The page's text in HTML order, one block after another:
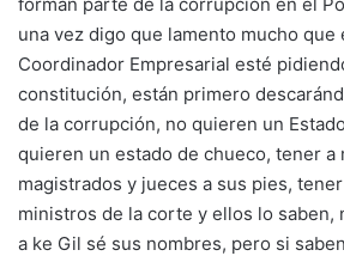
una vez digo que lamento mucho que
Coordinador Empresarial esté
constitución, están primero
de la corrupción, no quieren un
quieren un estado de chueco, tener a
magistrados y jueces a sus pies,
ministros de la corte y ellos lo saben,
a ke Gil sé sus nombres, pero si